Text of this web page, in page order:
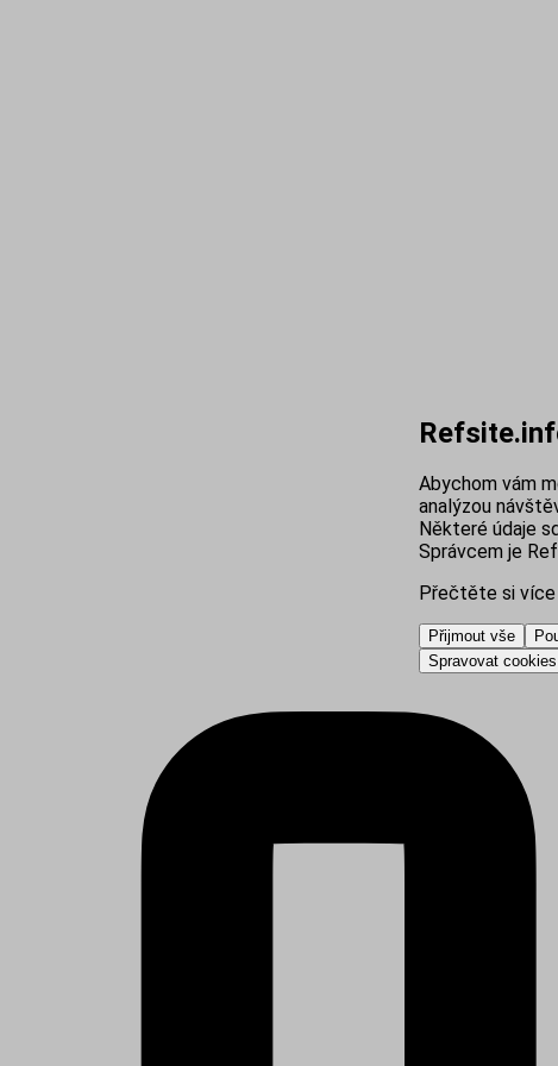
Abychom vám
analýzou
Některé údaje
Správcem je
Přečtěte si více
Přijmout vše
Spravovat cookies